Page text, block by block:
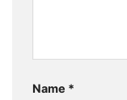
Name *